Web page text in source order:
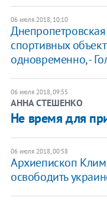
06 июля 2018, 10:10
спортивных
одновременно, -
06 июля 2018, 09:55
АННА СТЕШЕНКО
Не время для
06 июля 2018, 00:58
Архиепископ
освободить